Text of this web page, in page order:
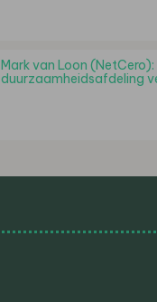
Mark van Loon (NetCero):
duurzaamheidsafdeling